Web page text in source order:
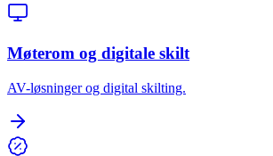
Møterom og digitale skilt
AV-løsninger og digital skilting.